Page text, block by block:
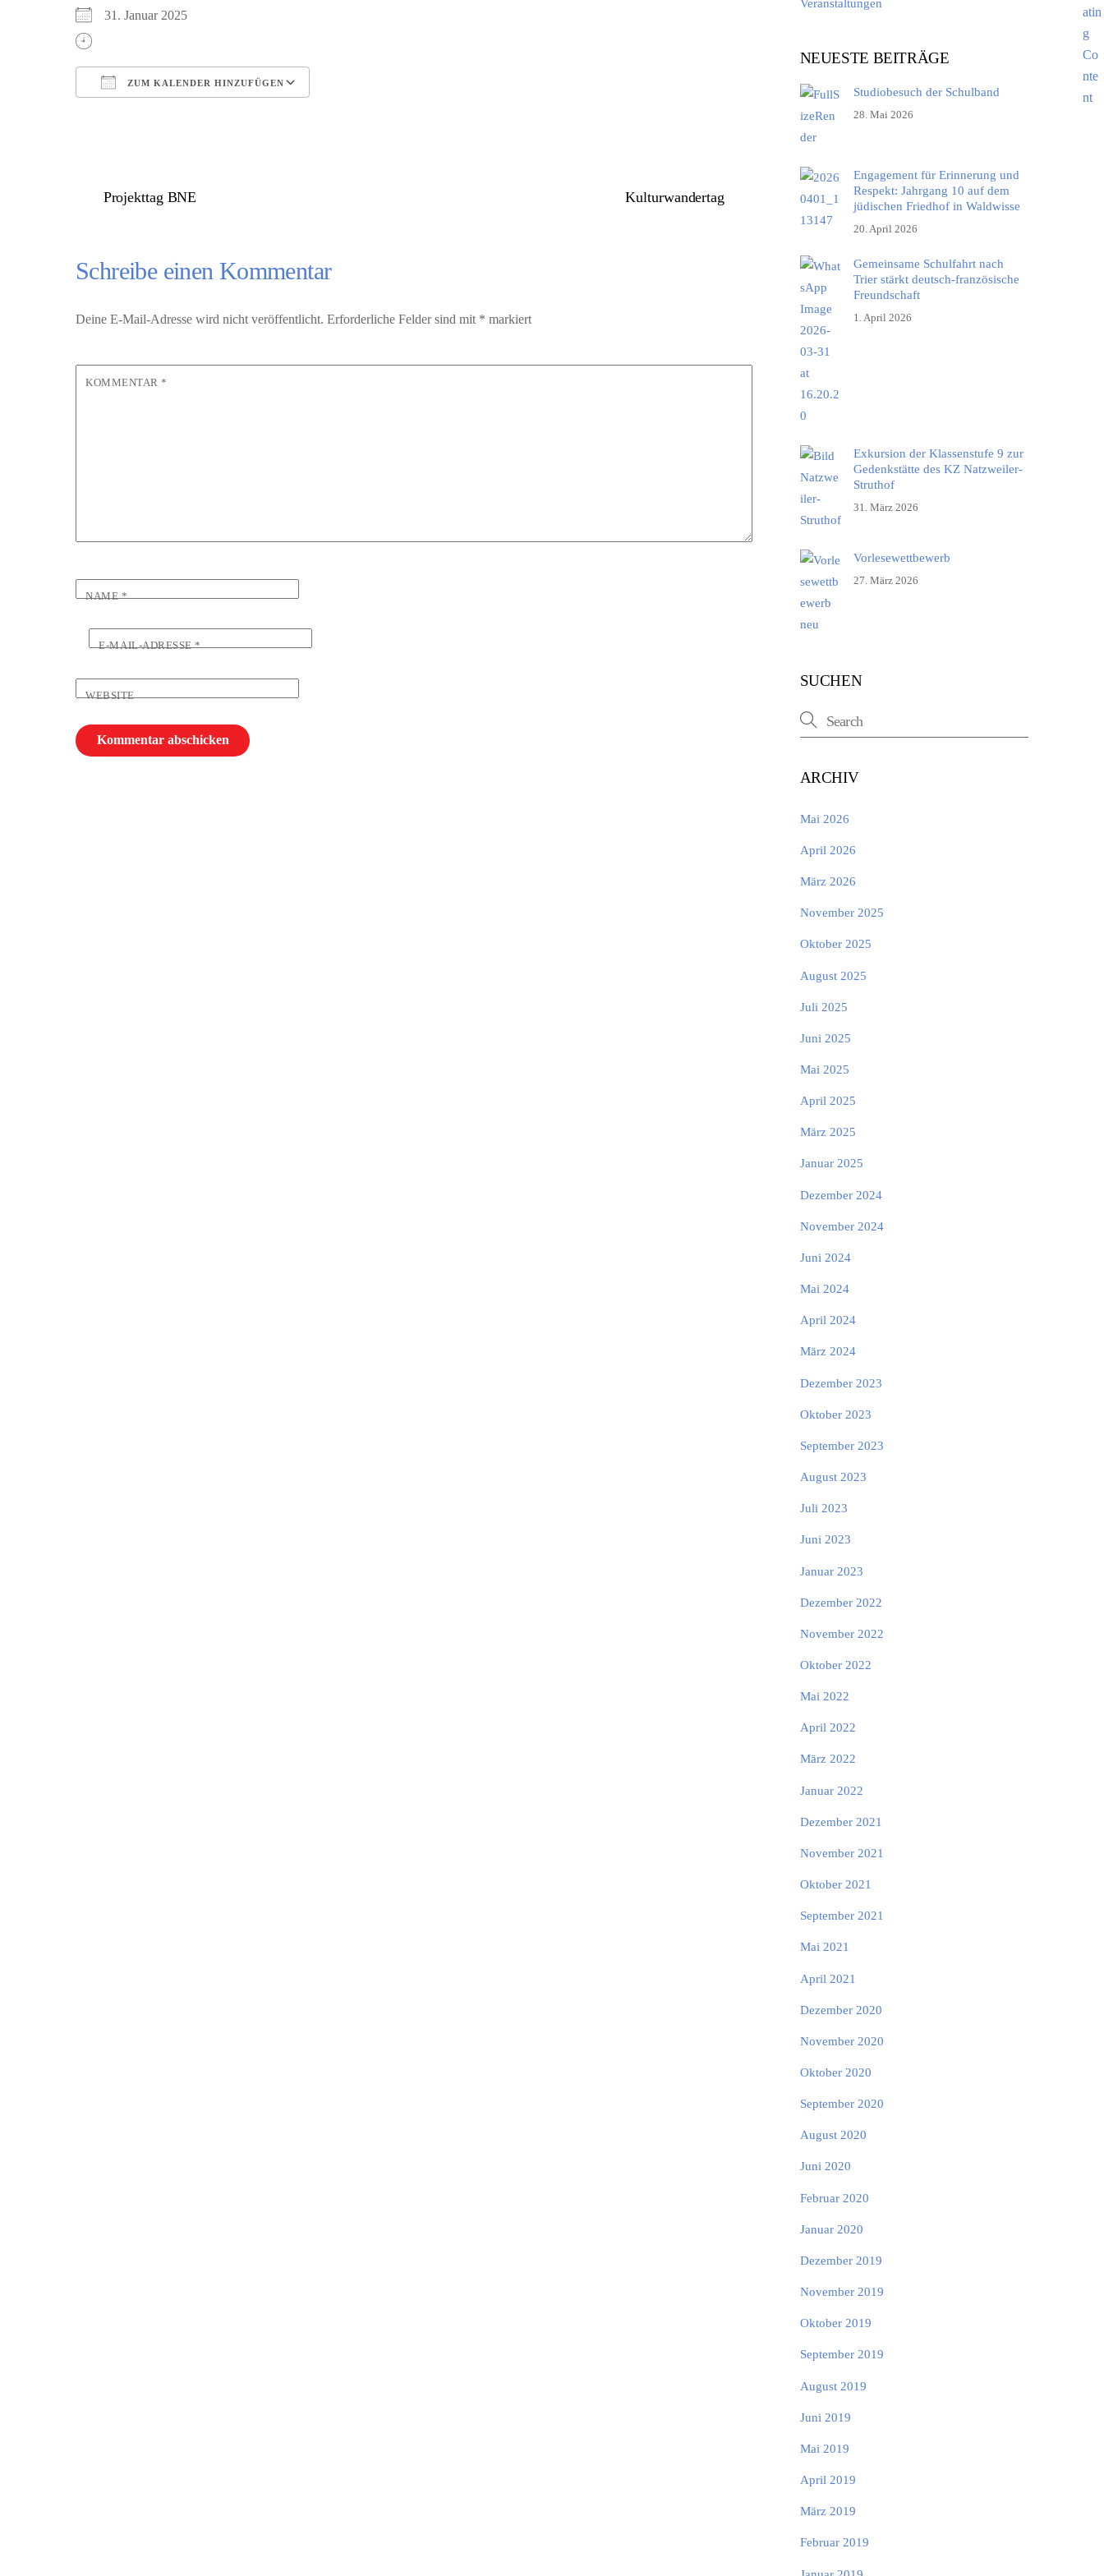
31. Januar 2025
ZUM KALENDER HINZUFÜGEN
Office 365
Projekttag BNE Kulturwandertag
Schreibe einen Kommentar
Deine E-Mail-Adresse wird nicht veröffentlicht. Erforderliche Felder sind mit * markiert
KOMMENTAR*
NAME*
E-MAIL-ADRESSE*
WEBSITE
NEUESTE BEITRÄGE
Studiobesuch der Schulband
28. Mai 2026
Engagement für Erinnerung und
Respekt: Jahrgang 10 auf dem
jüdischen Friedhof in Waldwisse
20. April 2026
Gemeinsame Schulfahrt nach
Trier stärkt deutsch-französische
Freundschaft
1. April 2026
Exkursion der Klassenstufe 9 zur
Gedenkstätte des KZ Natzweiler-
Struthof
31. März 2026
Vorlesewettbewerb
27. März 2026
SUCHEN
ARCHIV
Mai 2026
April 2026
März 2026
November 2025
Oktober 2025
August 2025
Juli 2025
Juni 2025
Mai 2025
April 2025
März 2025
Januar 2025
Dezember 2024
November 2024
Juni 2024
Mai 2024
April 2024
März 2024
Dezember 2023
Oktober 2023
September 2023
August 2023
Juli 2023
Juni 2023
Januar 2023
Dezember 2022
November 2022
Oktober 2022
Mai 2022
April 2022
März 2022
Januar 2022
Dezember 2021
November 2021
Oktober 2021
September 2021
Mai 2021
April 2021
Dezember 2020
November 2020
Oktober 2020
September 2020
August 2020
Juni 2020
Februar 2020
Januar 2020
Dezember 2019
November 2019
Oktober 2019
September 2019
August 2019
Juni 2019
Mai 2019
April 2019
März 2019
Februar 2019